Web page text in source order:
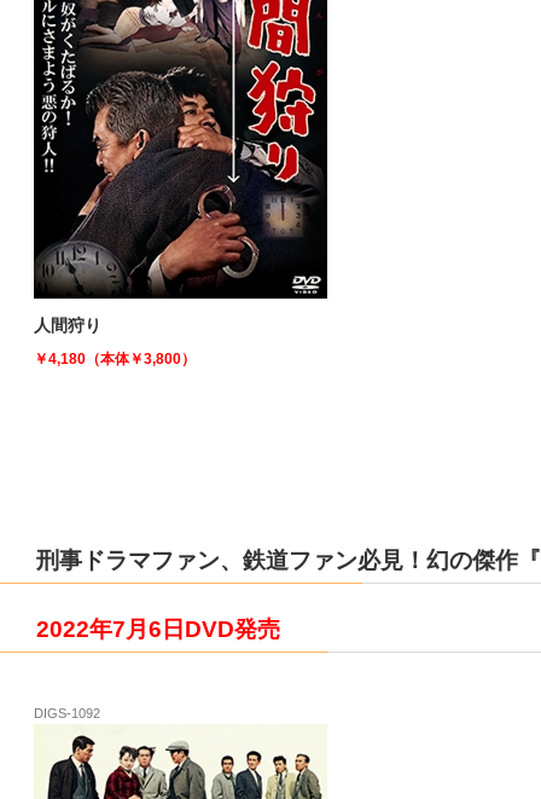
人間狩り
￥4,180（本体￥3,800）
刑事ドラマファン、鉄道ファン必見！幻の傑
2022年7月6日DVD発売
DIGS-1092